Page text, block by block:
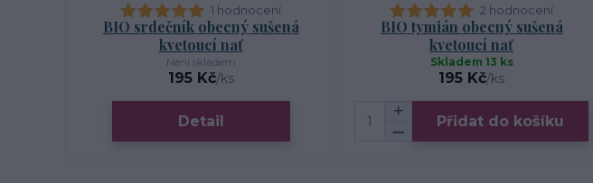
1 hodnocení
BIO srdečník obecný sušená
kvetoucí nať
195 Kč/ks
Není skladem
Detail
2 hodnocení
BIO tymián obecný sušená
kvetoucí nať
195 Kč/ks
Skladem 13 ks
Přidat do košíku